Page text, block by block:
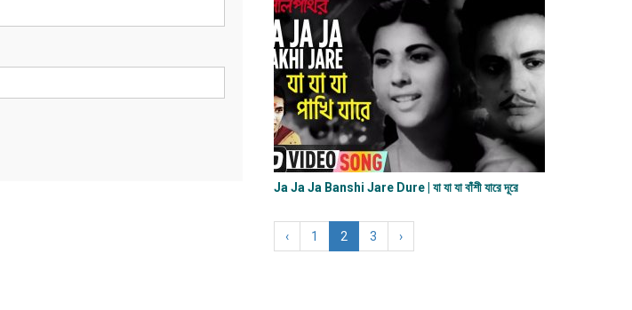
Ja Ja Ja Banshi Jare Dure | যা যা যা বাঁশী যারে দূরে
‹ 1 2 3 ›